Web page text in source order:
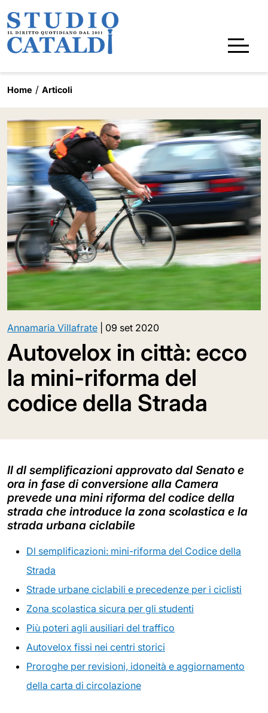
Home Articoli
Annamaria Villafrate 09 set 2020
Autovelox in città: ecco
la mini-riforma del
codice della Strada
Il dl semplificazioni approvato dal Senato e
ora in fase di conversione alla Camera
prevede una mini riforma del codice della
strada che introduce la zona scolastica e la
strada urbana ciclabile
Dl semplificazioni: mini-riforma del Codice della
Strada
Strade urbane ciclabili e precedenze per i ciclisti
Zona scolastica sicura per gli studenti
Più poteri agli ausiliari del traffico
Autovelox fissi nei centri storici
Proroghe per revisioni, idoneità e aggiornamento
della carta di circolazione